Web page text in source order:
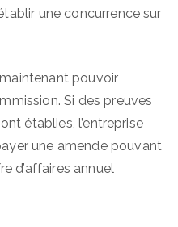
une concurrence sur
pouvoir
Si des preuves
établies, l’entreprise
une amende pouvant
d’affaires annuel